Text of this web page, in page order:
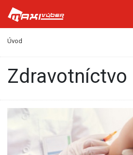
Úvod
zdravotníctvo